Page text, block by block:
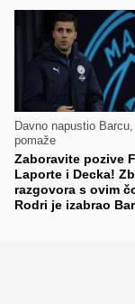
Davno napustio
pomaže
Zaboravite pozive
Laporte i Decka!
razgovora s ovim
Rodri je izabrao